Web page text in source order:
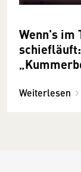
Wenn's im
Weiterlesen